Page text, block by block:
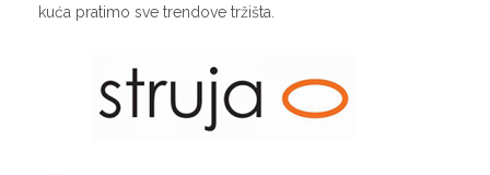
kuća pratimo sve trendove tržišta.